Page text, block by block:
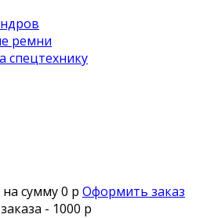
ремни
спецтехнику
на сумму0 р Оформить заказ
- 1000 р